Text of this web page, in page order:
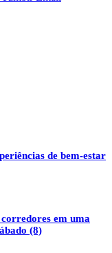
de bem-estar
em uma
(8)